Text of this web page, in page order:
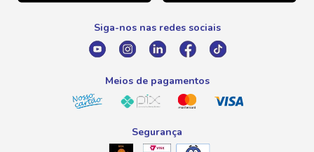
0800 016 6680
atendimento@savegnago.com.br
Siga-nos nas redes sociais
Meios de pagamentos
Segurança